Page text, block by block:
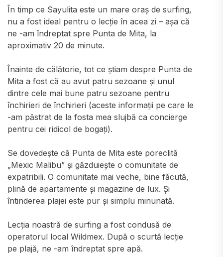
În timp ce Sayulita este un mare oraș de surfing,
nu a fost ideal pentru o lecție în acea zi – așa că
ne -am îndreptat spre Punta de Mita, la
aproximativ 20 de minute.
Înainte de călătorie, tot ce știam despre Punta de
Mita a fost că au avut patru sezoane și unul
dintre cele mai bune patru sezoane pentru
închirieri de închirieri (aceste informații pe care le
-am păstrat de la fosta mea slujbă ca concierge
pentru cei ridicol de bogați).
Se dovedește că Punta de Mita este poreclită
„Mexic Malibu” și găzduiește o comunitate de
expatribili. O comunitate mai veche, bine făcută,
plină de apartamente și magazine de lux. Și
întinderea plajei este pur și simplu minunată.
Lecția noastră de surfing a fost condusă de
operatorul local Wildmex. După o scurtă lecție
pe plajă, ne -am îndreptat spre apă.